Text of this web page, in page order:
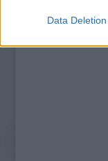
Data Deletion